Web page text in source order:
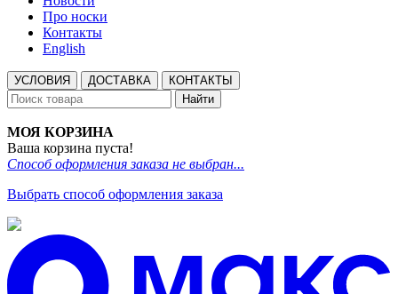
Про носки
Контакты
English
УСЛОВИЯ ДОСТАВКА
КОНТАКТЫ
Найти
МОЯ КОРЗИНА
Ваша корзина пуста!
Способ оформления заказа не выбран...
Выбрать способ оформления заказа